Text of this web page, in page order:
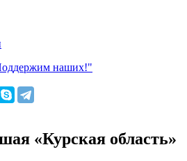
«Курская область»